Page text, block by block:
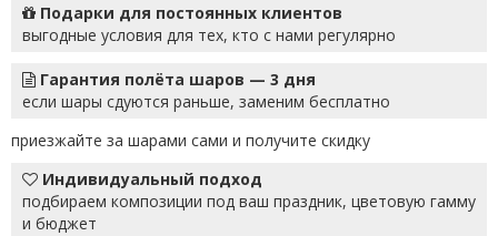
Подарки для постоянных клиентов
выгодные условия для тех, кто с нами регулярно
Гарантия полёта шаров — 3 дня
если шары сдуются раньше, заменим бесплатно
приезжайте за шарами сами и получите скидку
Индивидуальный подход
подбираем композиции под ваш праздник, цветовую гамму
и бюджет